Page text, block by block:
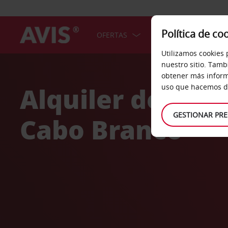
OFERTAS COCHES
Alquiler de
Cabo Branco
Política de
Utilizamos
nuestro sitio.
obtener más
uso que hacemos
GESTIONAR